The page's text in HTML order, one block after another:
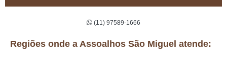
(11) 97589-1666
Regiões onde a Assoalhos São Miguel atende: